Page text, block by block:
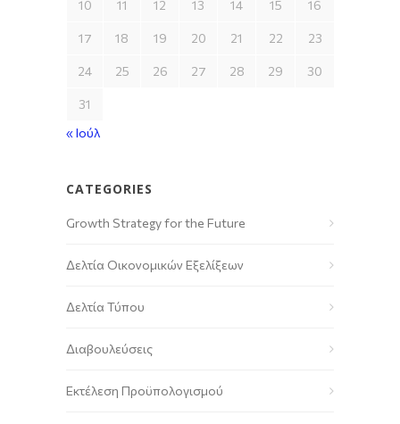
10 11 12 13 14 15 16
17 18 19 20 21 22 23
24 25 26 27 28 29 30
31
« Ιούλ
CATEGORIES
Growth Strategy for the Future
Δελτία Οικονομικών Εξελίξεων
Δελτία Τύπου
Διαβουλεύσεις
Εκτέλεση Προϋπολογισμού